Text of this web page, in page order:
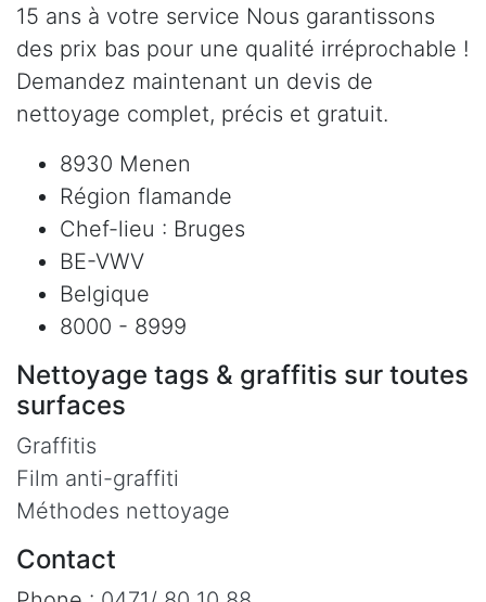
15 ans à votre service Nous garantissons
des prix bas pour une qualité irréprochable !
Demandez maintenant un devis de
nettoyage complet, précis et gratuit.
8930 Menen
Région flamande
Chef-lieu : Bruges
BE-VWV
Belgique
8000 - 8999
Nettoyage tags & graffitis sur toutes
surfaces
Graffitis
Film anti-graffiti
Méthodes nettoyage
Contact